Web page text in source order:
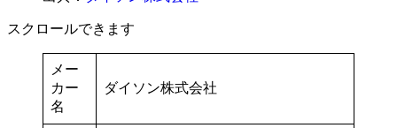
スクロールできます
メー
カー
名
ダイソン株式会社